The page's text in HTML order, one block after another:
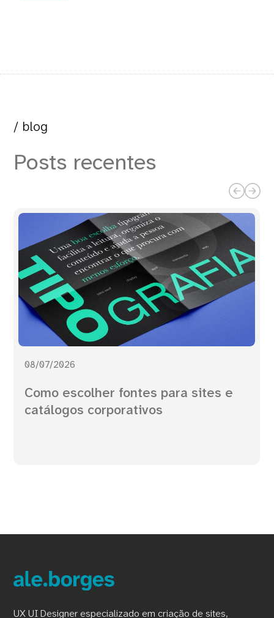
/ blog
Posts recentes
08/07/2026
Como escolher fontes para sites e
catálogos corporativos
UX UI Designer especializado em criação de sites,